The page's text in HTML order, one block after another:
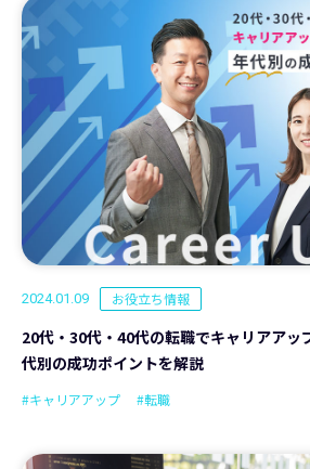
2024.01.09 お役立ち情報
20代・30代・40代の転職でキャリアアッ
代別の成功ポイントを解説
#キャリアアップ #転職